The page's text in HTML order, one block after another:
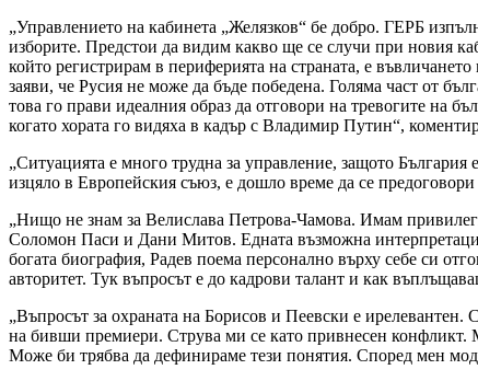
„Управлението на кабинета „Желязков“ бе добро. ГЕРБ
изборите. Предстои да видим какво ще се случи при новия
който регистрирам в периферията на страната, е
заяви, че Русия не може да бъде победена. Голяма част от
това го прави идеалния образ да отговори на тревогите на
когато хората го видяха в кадър с Владимир Путин“,
„Ситуацията е много трудна за управление, защото
изцяло в Европейския съюз, е дошло време да се
„Нищо не знам за Велислава Петрова-Чамова. Имам
Соломон Паси и Дани Митов. Едната възможна
богата биография, Радев поема персонално върху себе си
авторитет. Тук въпросът е до кадрови талант и как
„Въпросът за охраната на Борисов и Пеевски е ирелевантен.
на бивши премиери. Струва ми се като привнесен конфликт.
Може би трябва да дефинираме тези понятия. Според мен